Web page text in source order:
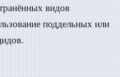
видов
поддельных или